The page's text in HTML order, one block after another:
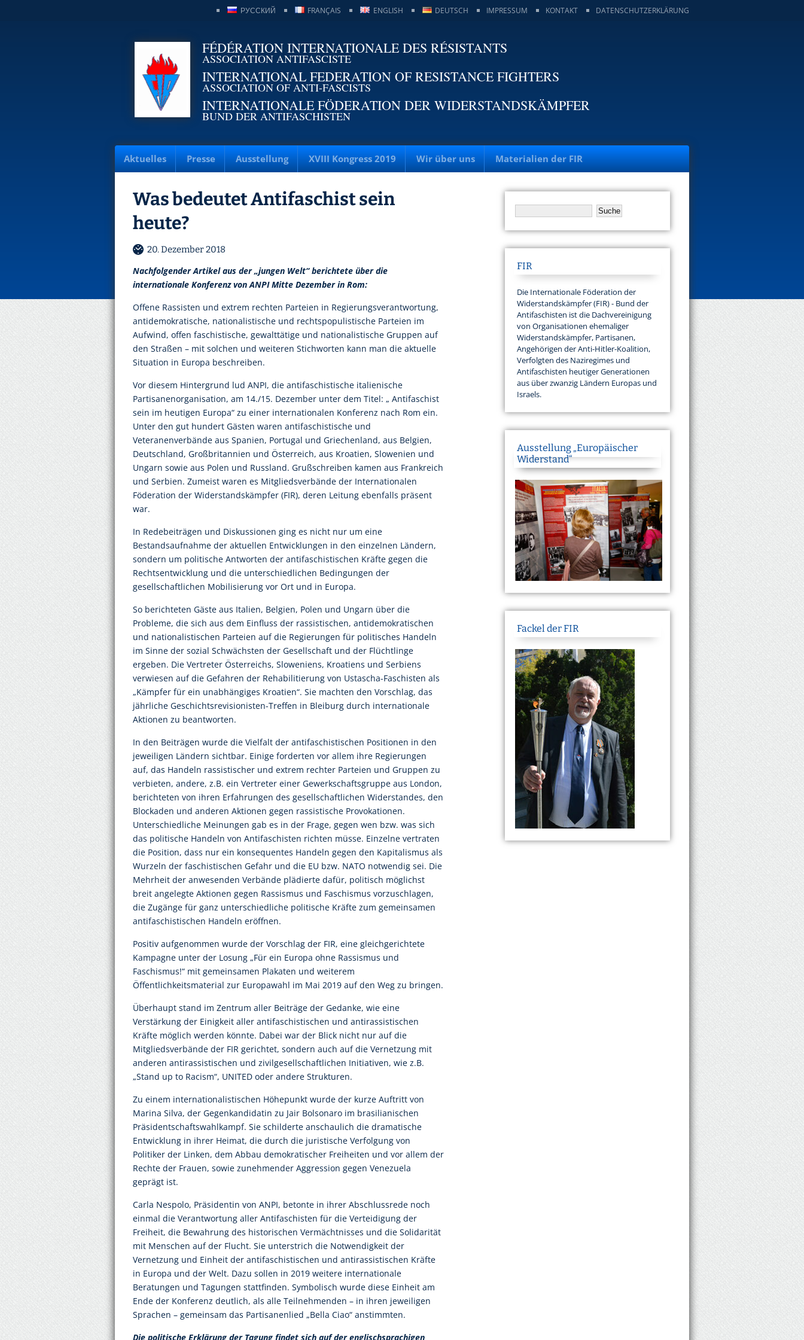
DATENSCHUTZERKLÄRUNG
KONTAKT
IMPRESSUM
DEUTSCH
ENGLISH
FRANÇAIS
РУССКИЙ
FÉDÉRATION INTERNATIONALE DES RÉSISTANTS
ASSOCIATION ANTIFASCISTE
INTERNATIONAL FEDERATION OF RESISTANCE FIGHTERS
ASSOCIATION OF ANTI-FASCISTS
INTERNATIONALE FÖDERATION DER WIDERSTANDSKÄMPFER
BUND DER ANTIFASCHISTEN
Aktuelles Presse Ausstellung XVIII Kongress 2019 Wir über uns Materialien der FIR
Was bedeutet Antifaschist sein
heute?
20. Dezember 2018
Nachfolgender Artikel aus der „jungen Welt“ berichtete über die
internationale Konferenz von ANPI Mitte Dezember in Rom:
Offene Rassisten und extrem rechten Parteien in Regierungsverantwortung,
antidemokratische, nationalistische und rechtspopulistische Parteien im
Aufwind, offen faschistische, gewalttätige und nationalistische Gruppen auf
den Straßen – mit solchen und weiteren Stichworten kann man die aktuelle
Situation in Europa beschreiben.
Vor diesem Hintergrund lud ANPI, die antifaschistische italienische
Partisanenorganisation, am 14./15. Dezember unter dem Titel: „ Antifaschist
sein im heutigen Europa“ zu einer internationalen Konferenz nach Rom ein.
Unter den gut hundert Gästen waren antifaschistische und
Veteranenverbände aus Spanien, Portugal und Griechenland, aus Belgien,
Deutschland, Großbritannien und Österreich, aus Kroatien, Slowenien und
Ungarn sowie aus Polen und Russland. Grußschreiben kamen aus Frankreich
und Serbien. Zumeist waren es Mitgliedsverbände der Internationalen
Föderation der Widerstandskämpfer (FIR), deren Leitung ebenfalls präsent
war.
In Redebeiträgen und Diskussionen ging es nicht nur um eine
Bestandsaufnahme der aktuellen Entwicklungen in den einzelnen Ländern,
sondern um politische Antworten der antifaschistischen Kräfte gegen die
Rechtsentwicklung und die unterschiedlichen Bedingungen der
gesellschaftlichen Mobilisierung vor Ort und in Europa.
So berichteten Gäste aus Italien, Belgien, Polen und Ungarn über die
Probleme, die sich aus dem Einfluss der rassistischen, antidemokratischen
und nationalistischen Parteien auf die Regierungen für politisches Handeln
im Sinne der sozial Schwächsten der Gesellschaft und der Flüchtlinge
ergeben. Die Vertreter Österreichs, Sloweniens, Kroatiens und Serbiens
verwiesen auf die Gefahren der Rehabilitierung von Ustascha-Faschisten als
„Kämpfer für ein unabhängiges Kroatien“. Sie machten den Vorschlag, das
jährliche Geschichtsrevisionisten-Treffen in Bleiburg durch internationale
Aktionen zu beantworten.
In den Beiträgen wurde die Vielfalt der antifaschistischen Positionen in den
jeweiligen Ländern sichtbar. Einige forderten vor allem ihre Regierungen
auf, das Handeln rassistischer und extrem rechter Parteien und Gruppen zu
verbieten, andere, z.B. ein Vertreter einer Gewerkschaftsgruppe aus London,
berichteten von ihren Erfahrungen des gesellschaftlichen Widerstandes, den
Blockaden und anderen Aktionen gegen rassistische Provokationen.
Unterschiedliche Meinungen gab es in der Frage, gegen wen bzw. was sich
das politische Handeln von Antifaschisten richten müsse. Einzelne vertraten
die Position, dass nur ein konsequentes Handeln gegen den Kapitalismus als
Wurzeln der faschistischen Gefahr und die EU bzw. NATO notwendig sei. Die
Mehrheit der anwesenden Verbände plädierte dafür, politisch möglichst
breit angelegte Aktionen gegen Rassismus und Faschismus vorzuschlagen,
die Zugänge für ganz unterschiedliche politische Kräfte zum gemeinsamen
antifaschistischen Handeln eröffnen.
Positiv aufgenommen wurde der Vorschlag der FIR, eine gleichgerichtete
Kampagne unter der Losung „Für ein Europa ohne Rassismus und
Faschismus!“ mit gemeinsamen Plakaten und weiterem
Öffentlichkeitsmaterial zur Europawahl im Mai 2019 auf den Weg zu bringen.
Überhaupt stand im Zentrum aller Beiträge der Gedanke, wie eine
Verstärkung der Einigkeit aller antifaschistischen und antirassistischen
Kräfte möglich werden könnte. Dabei war der Blick nicht nur auf die
Mitgliedsverbände der FIR gerichtet, sondern auch auf die Vernetzung mit
anderen antirassistischen und zivilgesellschaftlichen Initiativen, wie z.B.
„Stand up to Racism“, UNITED oder andere Strukturen.
Zu einem internationalistischen Höhepunkt wurde der kurze Auftritt von
Marina Silva, der Gegenkandidatin zu Jair Bolsonaro im brasilianischen
Präsidentschaftswahlkampf. Sie schilderte anschaulich die dramatische
Entwicklung in ihrer Heimat, die durch die juristische Verfolgung von
Politiker der Linken, dem Abbau demokratischer Freiheiten und vor allem der
Rechte der Frauen, sowie zunehmender Aggression gegen Venezuela
geprägt ist.
Carla Nespolo, Präsidentin von ANPI, betonte in ihrer Abschlussrede noch
einmal die Verantwortung aller Antifaschisten für die Verteidigung der
Freiheit, die Bewahrung des historischen Vermächtnisses und die Solidarität
mit Menschen auf der Flucht. Sie unterstrich die Notwendigkeit der
Vernetzung und Einheit der antifaschistischen und antirassistischen Kräfte
in Europa und der Welt. Dazu sollen in 2019 weitere internationale
Beratungen und Tagungen stattfinden. Symbolisch wurde diese Einheit am
Ende der Konferenz deutlich, als alle Teilnehmenden – in ihren jeweiligen
Sprachen – gemeinsam das Partisanenlied „Bella Ciao“ anstimmten.
Die politische Erklärung der Tagung findet sich auf der englischsprachigen
FIR
Die Internationale Föderation der
Widerstandskämpfer (FIR) - Bund der
Antifaschisten ist die Dachvereinigung
von Organisationen ehemaliger
Widerstandskämpfer, Partisanen,
Angehörigen der Anti-Hitler-Koalition,
Verfolgten des Naziregimes und
Antifaschisten heutiger Generationen
aus über zwanzig Ländern Europas und
Israels.
Ausstellung „Europäischer
Widerstand“
Fackel der FIR